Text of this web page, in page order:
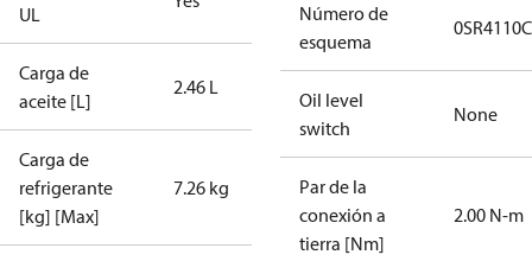
UL
Carga de
aceite [L]
2.46 L
Carga de
refrigerante
[kg] [Max]
7.26 kg
Número de
esquema
0SR4110C
Oil level
switch
None
Par de la
conexión a
tierra [Nm]
2.00 N-m